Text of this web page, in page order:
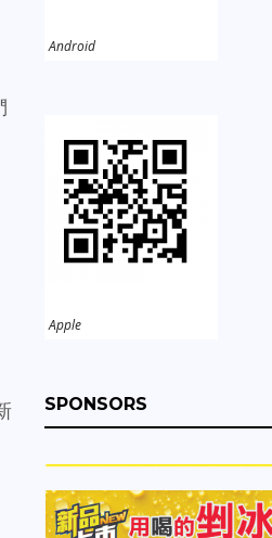
Android
Apple
SPONSORS